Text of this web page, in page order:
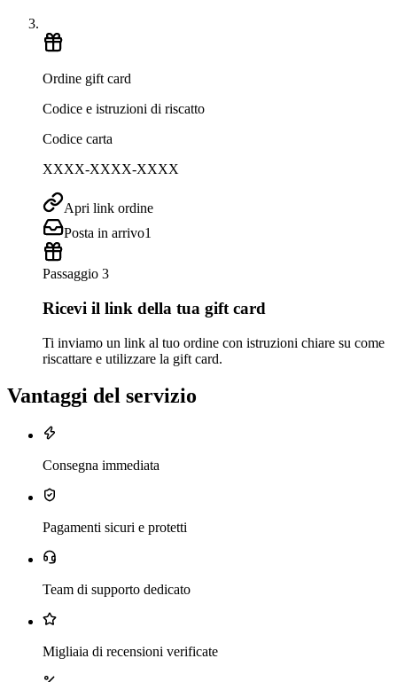
Ordine gift card
Codice e istruzioni di riscatto
Codice carta
XXXX-XXXX-XXXX
Apri link ordine
Posta in arrivo1
Passaggio 3
Ricevi il link della tua gift card
Ti inviamo un link al tuo ordine con istruzioni chiare su come
riscattare e utilizzare la gift card.
Vantaggi del servizio
Consegna immediata
Pagamenti sicuri e protetti
Team di supporto dedicato
Migliaia di recensioni verificate